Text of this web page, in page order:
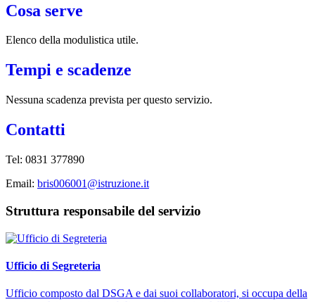
Cosa serve
Elenco della modulistica utile.
Tempi e scadenze
Nessuna scadenza prevista per questo servizio.
Contatti
Tel: 0831 377890
Email: bris006001@istruzione.it
Struttura responsabile del servizio
Ufficio di Segreteria
Ufficio composto dal DSGA e dai suoi collaboratori, si occupa della